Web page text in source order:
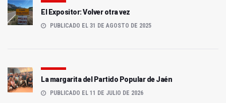
El Expositor: Volver otra vez
PUBLICADO EL 31 DE AGOSTO DE 2025
La margarita del Partido Popular de Jaén
PUBLICADO EL 11 DE JULIO DE 2026